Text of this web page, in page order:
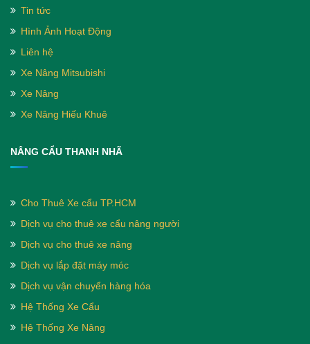
Tin tức
Hình Ảnh Hoạt Động
Liên hệ
Xe Nâng Mitsubishi
Xe Nâng
Xe Nâng Hiếu Khuê
NÂNG CẨU THANH NHÃ
Cho Thuê Xe cẩu TP.HCM
Dịch vụ cho thuê xe cẩu nâng người
Dịch vụ cho thuê xe nâng
Dịch vụ lắp đặt máy móc
Dịch vụ vận chuyển hàng hóa
Hệ Thống Xe Cẩu
Hệ Thống Xe Nâng